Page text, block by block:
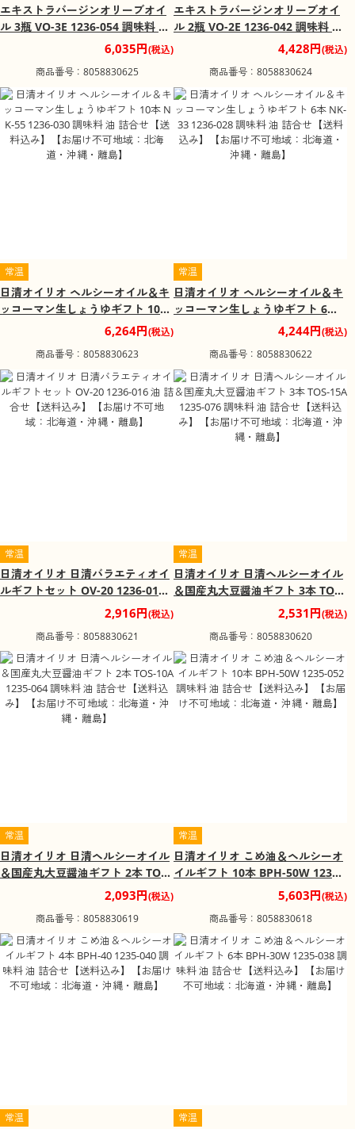
エキストラバージンオリーブオイ
ル 3瓶 VO-3E 1236-054 調味料 油
オリーブオイル【送料込み】【お
届け不可地域：北海道・沖縄・離
6,035円(税込)
商品番号：8058830625
エキストラバージンオリーブオイ
ル 2瓶 VO-2E 1236-042 調味料 油
オリーブオイル【送料込み】【お
届け不可地域：北海道・沖縄・離
4,428円(税込)
商品番号：8058830624
常温
日清オイリオ ヘルシーオイル＆キ
ッコーマン生しょうゆギフト 10本
NK-55 1236-030 調味料 油 詰合せ
【送料込み】【お届け不可地域：
北海道・沖縄・離島】
6,264円(税込)
商品番号：8058830623
常温
日清オイリオ ヘルシーオイル＆キ
ッコーマン生しょうゆギフト 6本
NK-33 1236-028 調味料 油 詰合せ
【送料込み】【お届け不可地域：
北海道・沖縄・離島】
4,244円(税込)
商品番号：8058830622
常温
日清オイリオ 日清バラエティオイ
ルギフトセット OV-20 1236-016
油 詰合せ【送料込み】【お届け不
可地域：北海道・沖縄・離島】
2,916円(税込)
商品番号：8058830621
常温
日清オイリオ 日清ヘルシーオイル
＆国産丸大豆醤油ギフト 3本 TOS-
15A 1235-076 調味料 油 詰合せ
【送料込み】【お届け不可地域：
北海道・沖縄・離島】
2,531円(税込)
商品番号：8058830620
常温
日清オイリオ 日清ヘルシーオイル
＆国産丸大豆醤油ギフト 2本 TOS-
10A 1235-064 調味料 油 詰合せ
【送料込み】【お届け不可地域：
北海道・沖縄・離島】
2,093円(税込)
商品番号：8058830619
常温
日清オイリオ こめ油＆ヘルシーオ
イルギフト 10本 BPH-50W 1235-
052 調味料 油 詰合せ【送料込み】
【お届け不可地域：北海道・沖
縄・離島】
5,603円(税込)
商品番号：8058830618
常温 常温